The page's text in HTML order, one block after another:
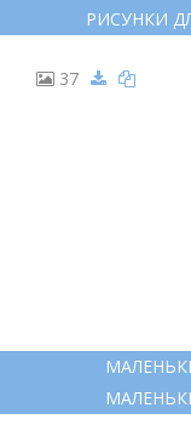
РИСУНКИ
37